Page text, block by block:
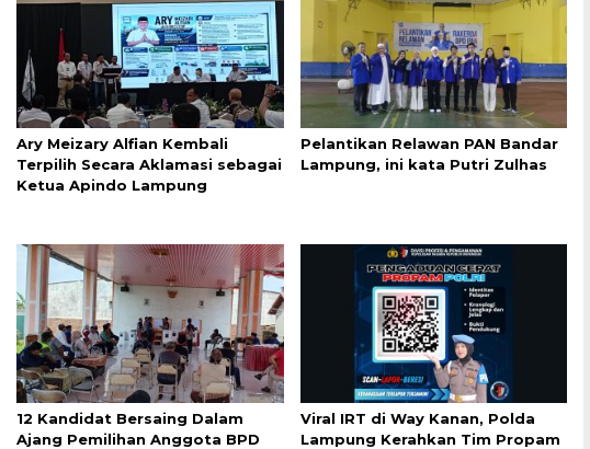
Ary Meizary Alfian Kembali
Terpilih Secara Aklamasi sebagai
Ketua Apindo Lampung
Pelantikan Relawan PAN Bandar
Lampung, ini kata Putri Zulhas
12 Kandidat Bersaing Dalam
Ajang Pemilihan Anggota BPD
Viral IRT di Way Kanan, Polda
Lampung Kerahkan Tim Propam